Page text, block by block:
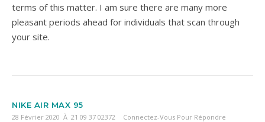
terms of this matter. I am sure there are many more
pleasant periods ahead for individuals that scan through
your site.
NIKE AIR MAX 95
28 Février 2020 À 21 09 37 02372 Connectez-Vous Pour Répondre